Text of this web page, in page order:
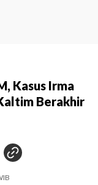
Kasus Irma
Berakhir